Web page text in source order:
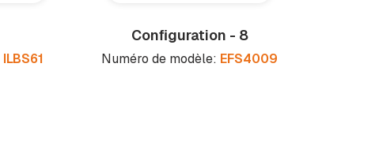
ILBS61
Conﬁguration - 8
Numéro de modèle: EFS4009